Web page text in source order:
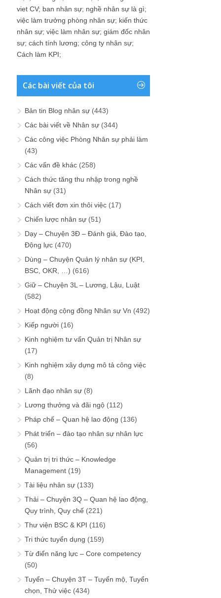
viet CV; ban nhân sự; nghề nhân sự là gì;
việc làm trưởng phòng nhân sự; kiến thức
nhân sự; việc làm nhân sự; giám đốc nhân
sự; cách tính lương; công ty nhân sự;
Cách làm KPI;
Các bài viết của tôi
Bản tin Blog nhân sự (443)
Các bài viết về Nhân sự (344)
Các công việc Phòng Nhân sự phải làm
(43)
Các vấn đề khác (258)
Cách thức tăng thu nhập trong nghề
Nhân sự (31)
Cách viết đơn xin thôi việc (17)
Chiến lược nhân sự (51)
Dạy – Chuyện 3Đ – Đánh giá, Đào tạo,
Động lực (470)
Dùng – Chuyện Quản lý nhân sự (KPI,
BSC, OKR, …) (616)
Giữ – Chuyện 3L – Lương, Lậu, Luật
(582)
Hoạt động cộng đồng Nhân sự Vn (492)
Kiếp người (16)
Kinh nghiệm tư vấn Quản trị Nhân sự
(17)
Kinh nghiệm xây dựng mô tả công việc
(8)
Lãnh đạo nhân sự (8)
Lương thưởng và đãi ngộ (112)
Pháp chế – Quan hệ lao động (136)
Phát triển – đào tạo nhân sự nhân lực
(56)
Quản trị tri thức – Knowledge
Management (19)
Tài liệu nhân sự (133)
Thải – Chuyện 3Q – Quan hệ lao động,
Quy trình, Quy chế (221)
Thư viện BSC & KPI (116)
Tri thức tuyển dụng (159)
Từ điển năng lực – Core competency
(50)
Tuyển – Chuyện 3T – Tuyển mộ, Tuyển
chọn, Thử việc (434)